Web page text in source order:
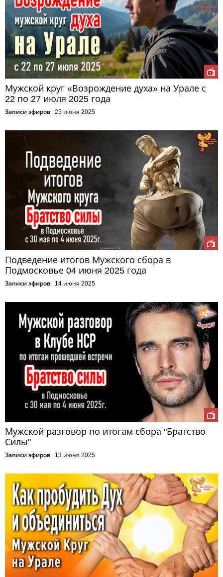
Мужской круг «Возрождение духа» на Урале с
22 по 27 июля 2025 года
Записи эфиров 25 июня 2025
Подведение итогов Мужского сбора в
Подмосковье 04 июня 2025 года
Записи эфиров 14 июня 2025
Мужской разговор по итогам сбора "Братство
Силы"
Записи эфиров 13 июня 2025